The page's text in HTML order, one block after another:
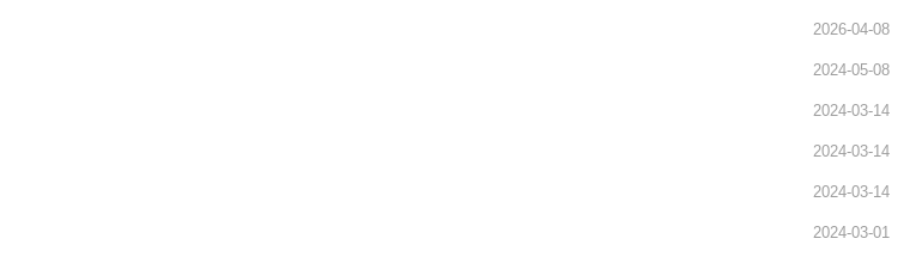
2026-04-08
2024-05-08
2024-03-14
2024-03-14
2024-03-14
2024-03-01